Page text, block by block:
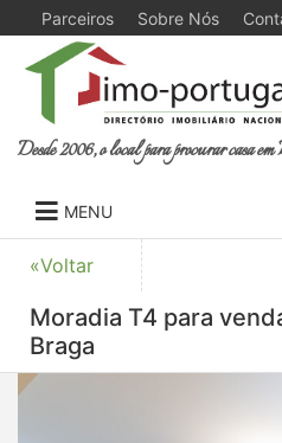
Parceiros Sobre Nós
Desde 2006, o local para procurar casa
MENU
«Voltar
Moradia T4 para
Braga